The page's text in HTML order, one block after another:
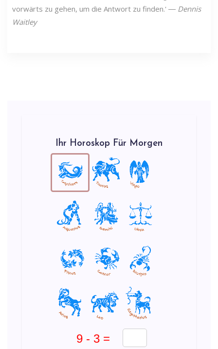
vorwärts zu gehen, um die Antwort zu finden.' ― Dennis
Waitley
Ihr Horoskop Für Morgen